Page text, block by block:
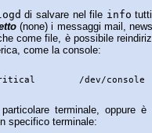
di salvare nel file info
(none) i messaggi mail,
come file, è possibile
come la console:
terminale, oppure è
specifico terminale: